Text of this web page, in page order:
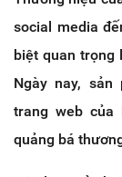
social media
biệt quan trọng
Ngày nay,
trang web
quảng bá